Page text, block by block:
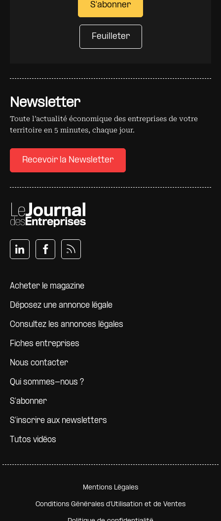
Newsletter
Toute l’actualité économique des entreprises de votre
territoire en 5 minutes, chaque jour.
Recevoir la Newsletter
Pied de page
Acheter le magazine
Déposez une annonce légale
Consultez les annonces légales
Fiches entreprises
Nous contacter
Qui sommes-nous ?
S'abonner
S'inscrire aux newsletters
Tutos vidéos
S'abonner
Feuilleter
Pied de page secondaire
Mentions Légales
Conditions Générales d'Utilisation et de Ventes